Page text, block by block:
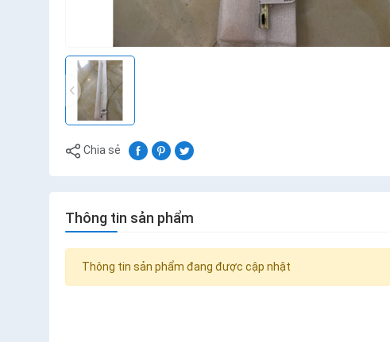
Chia sẻ
Thông tin sản phẩm
Thông tin sản phẩm đang được cập nhật